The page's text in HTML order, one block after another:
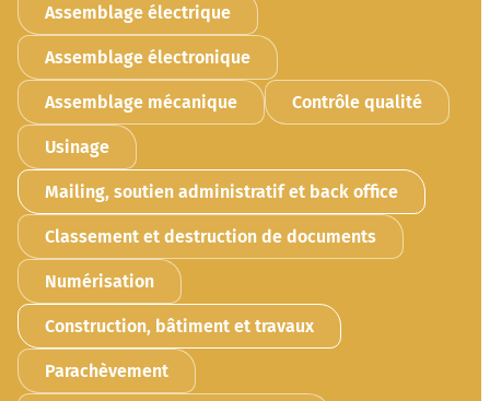
Assemblage électrique
Assemblage électronique
Assemblage mécanique Contrôle qualité
Usinage
Mailing, soutien administratif et back office
Classement et destruction de documents
Numérisation
Construction, bâtiment et travaux
Parachèvement